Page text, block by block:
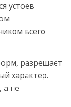
устоев
всего
разрешает
характер.
а не